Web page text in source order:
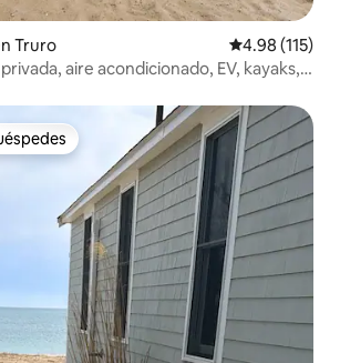
Truro Calificación
4.98 (115)
aire acondicionado, EV, kayaks,